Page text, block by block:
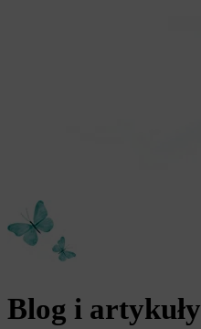
Blog i artykuły